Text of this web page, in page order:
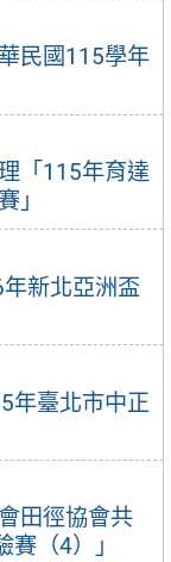
民國115學年
「115年育達
」
新北亞洲盃
年臺北市中正
田徑協會共
（4）」